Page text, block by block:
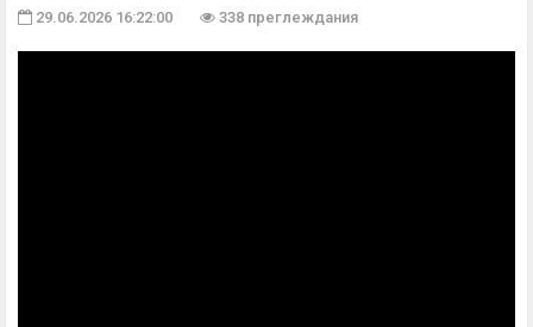
29.06.2026 16:22:00 338 преглеждания